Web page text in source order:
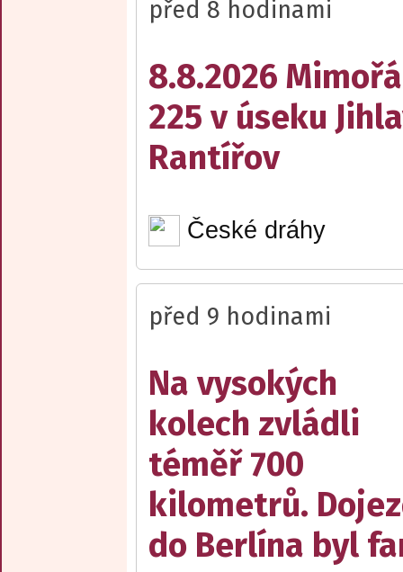
před 8 hodinami
8.8.2026
225 v úseku
Rantířov
České dráhy
před 9 hodinami
Na vysokých
kolech zvládli
téměř 700
kilometrů.
do Berlína byl